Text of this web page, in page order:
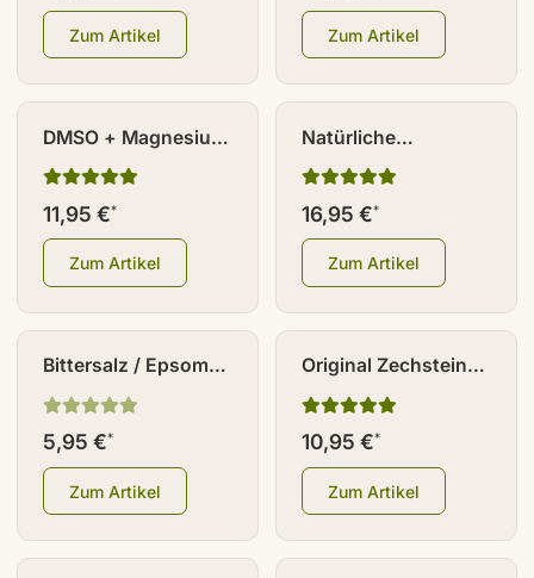
Zum Artikel Zum Artikel
DMSO + Magnesium
Öl (60/40) 100 ml
11,95 €*
Zum Artikel
Natürliche
Magnesium
Tabletten (aus
Meerwasser) 120
Stk. à 300 mg
16,95 €*
Zum Artikel
Bittersalz / Epsom
Salz /
Magnesiumsulfat
300 g
5,95 €*
Zum Artikel
Original Zechstein
Magnesiumchlorid
Flakes 1 kg
10,95 €*
Zum Artikel